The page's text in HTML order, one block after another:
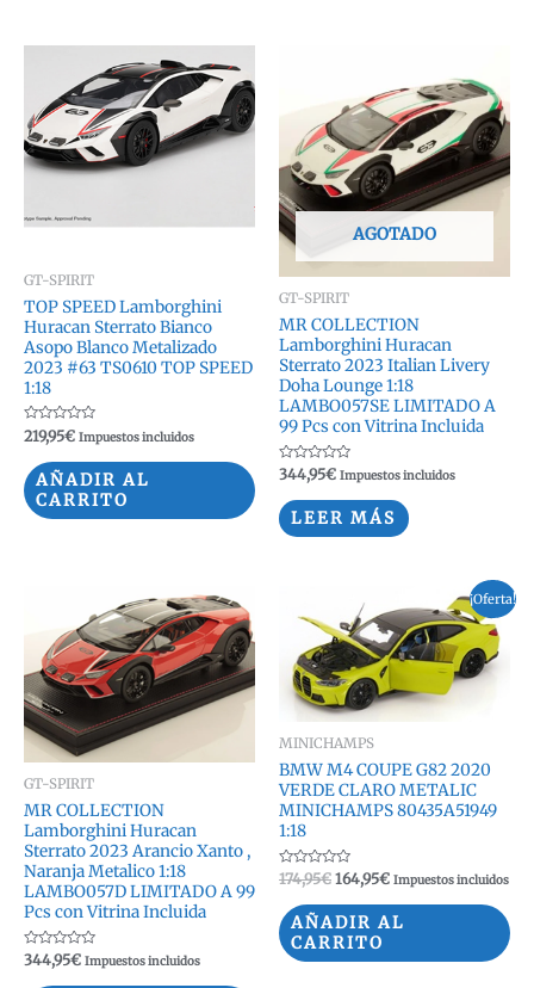
GT-SPIRIT
TOP SPEED Lamborghini
Huracan Sterrato Bianco
Asopo Blanco Metalizado
2023 #63 TS0610 TOP SPEED
1:18
Valorado
con
de
5
219,95€ Impuestos incluidos
AÑADIR AL
CARRITO
AGOTADO
GT-SPIRIT
MR COLLECTION
Lamborghini Huracan
Sterrato 2023 Italian Livery
Doha Lounge 1:18
LAMBO057SE LIMITADO A
99 Pcs con Vitrina Incluida
Valorado
de
5
344,95€ Impuestos incluidos
LEER MÁS
GT-SPIRIT
MR COLLECTION
Lamborghini Huracan
Sterrato 2023 Arancio Xanto ,
Naranja Metalico 1:18
LAMBO057D LIMITADO A 99
Pcs con Vitrina Incluida
Valorado
344,95€ Impuestos incluidos
¡Oferta!
MINICHAMPS
BMW M4 COUPE G82 2020
VERDE CLARO METALIC
MINICHAMPS 80435A51949
1:18
Valorado
de
5
174,95€ El
original
era:
174,95€.
164,95€El
actual
Impuestos incluidos
AÑADIR AL
CARRITO